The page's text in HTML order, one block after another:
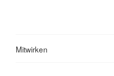
Mitwirken